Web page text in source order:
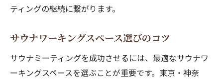
ティングの継続に繋がります。
サウナワーキングスペース選びのコツ
サウナミーティングを成功させるには、最適なサウナワ
ーキングスペースを選ぶことが重要です。東京・神奈